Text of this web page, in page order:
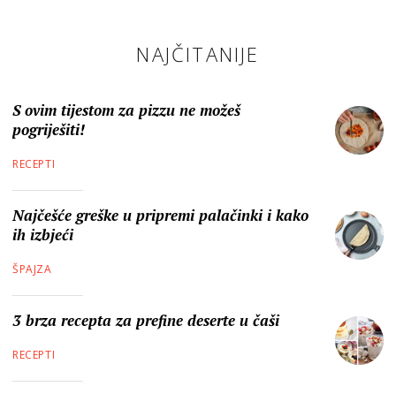
NAJČITANIJE
S ovim tijestom za pizzu ne možeš
pogriješiti!
RECEPTI
Najčešće greške u pripremi palačinki i kako
ih izbjeći
ŠPAJZA
3 brza recepta za prefine deserte u čaši
RECEPTI